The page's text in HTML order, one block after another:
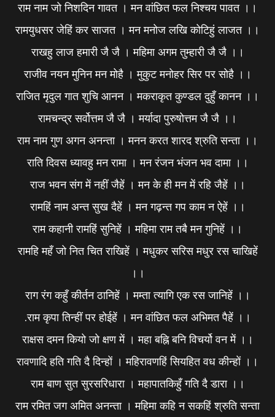
राम नाम जो निशदिन गावत । मन वांछित फल निश्चय पावत ।।
रामयुधसर जेहिं कर साजत । मन मनोज लखि कोटिहुं लाजत ।।
राखहु लाज हमारी जै जै । महिमा अगम तुम्हारी जै जै ।।
राजीव नयन मुनिन मन मोहै । मुकुट मनोहर सिर पर सोहै ।।
राजित मृदुल गात शुचि आनन । मकराकृत कुण्डल दुहुँ कानन ।।
रामचन्द्र सर्वोत्तम जै जै । मर्यादा पुरुषोत्तम जै जै ।।
राम नाम गुण अगन अनन्ता । मनन करत शारद श्रुति सन्ता ।।
राति दिवस ध्यावहु मन रामा । मन रंजन भंजन भव दामा ।।
राज भवन संग में नहीं जैहें । मन के ही मन में रहि जैहें ।।
रामहिं नाम अन्त सुख दैहें । मन गढ़न्त गप काम न ऐहें ।।
राम कहानी रामहिं सुनिहें । महिमा राम तबै मन गुनिहें ।।
रामहि महँ जो नित चित राखिहें । मधुकर सरिस मधुर रस चाखिहें
।।
राग रंग कहुँ कीर्तन ठानिहें । मम्ता त्यागि एक रस जानिहें ।।
.राम कृपा तिन्हीं पर होईहें । मन वांछित फल अभिमत पैहें ।।
राक्षस दमन कियो जो क्षण में । महा बह्नि बनि विचर्यो वन में ।।
रावणादि हति गति दै दिन्हों । महिरावणहिं सियहित वध कीन्हों ।।
राम बाण सुत सुरसरिधारा । महापातकिहुँ गति दै डारा ।।
राम रमित जग अमित अनन्ता । महिमा कहि न सकहिं श्रुति सन्ता